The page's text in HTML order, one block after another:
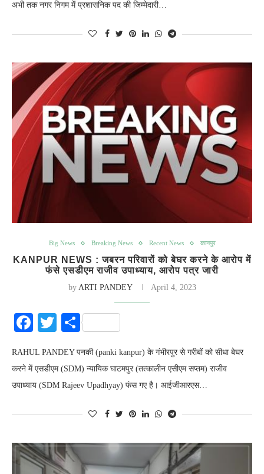
अभी तक नगर निगम में प्रशासनिक पद की जिम्मेदारी…
Big News Breaking News Recent News कानपुर
KANPUR NEWS : जबरन परिवारों को बेघर करने के आरोप में
फंसे एसडीएम राजीव उपाध्याय, आरोप पत्र जारी
by ARTI PANDEY April 4, 2023
Facebook
Twitter
Share
RAHUL PANDEY पनकी (panki kanpur) के गंभीरपुर से गरीबों को सीधा बेघर
करने में एसडीएम (SDM) न्यायिक घाटमपुर (तत्कालीन एसीएम सप्तम) राजीव
उपाध्याय (SDM Rajeev Upadhyay) फंस गए है। आईजीआरएस…